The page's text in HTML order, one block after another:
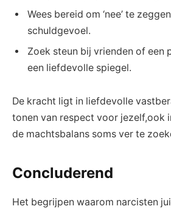
Wees bereid om ‘nee’ te
schuldgevoel.
Zoek steun bij vrienden of een
een liefdevolle spiegel.
De kracht ligt in liefdevolle
tonen van respect voor jezelf,ook
de machtsbalans soms ver te
Concluderend
Het begrijpen waarom narcisten